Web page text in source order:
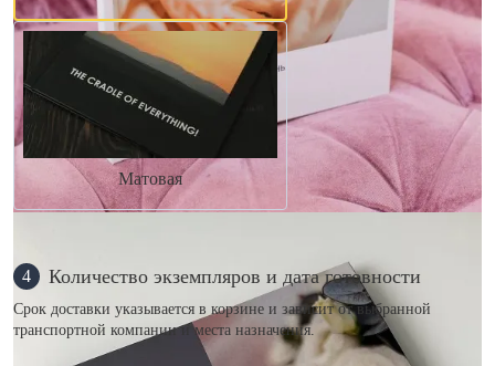
Матовая
4 Количество экземпляров и дата готовности
Срок доставки указывается в корзине и зависит от выбранной
транспортной компании и места назначения.